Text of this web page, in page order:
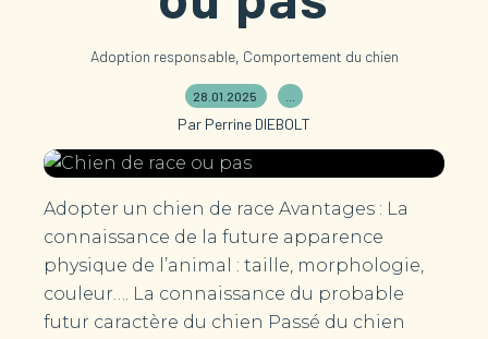
Adoption responsable, Comportement du chien
28.01.2025
Par Perrine DIEBOLT
Adopter un chien de race Avantages : La
connaissance de la future apparence
physique de l’animal : taille, morphologie,
couleur…. La connaissance du probable
futur caractère du chien Passé du chien